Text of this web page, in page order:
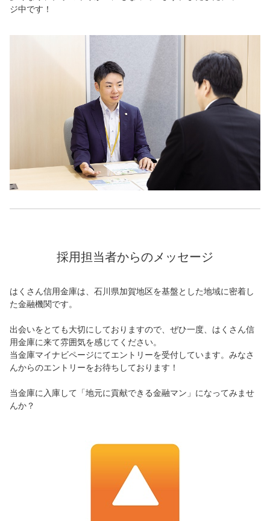
ジ中です！
採用担当者からのメッセージ
はくさん信用金庫は、石川県加賀地区を基盤とした地域に密着し
た金融機関です。
出会いをとても大切にしておりますので、ぜひ一度、はくさん信
用金庫に来て雰囲気を感じてください。
当金庫マイナビページにてエントリーを受付しています。みなさ
んからのエントリーをお待ちしております！
当金庫に入庫して「地元に貢献できる金融マン」になってみませ
んか？